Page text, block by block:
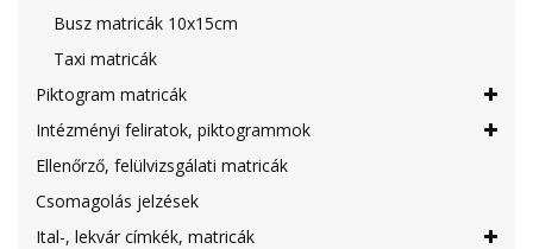
Busz matricák 10x15cm
Taxi matricák
Piktogram matricák
Intézményi feliratok, piktogrammok
Ellenőrző, felülvizsgálati matricák
Csomagolás jelzések
Ital-, lekvár címkék, matricák